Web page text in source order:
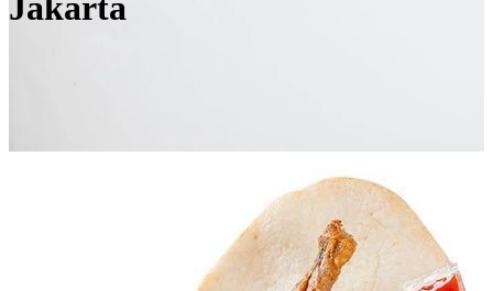
Jakarta